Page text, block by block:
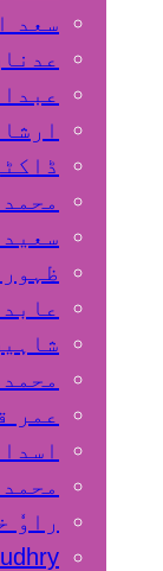
سعد
سعید
ظہور
عمر
راوٗ